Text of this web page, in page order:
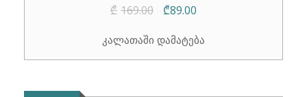
₾ 169.00
Original
was:
₾89.00
is:
კალათაში დამატება